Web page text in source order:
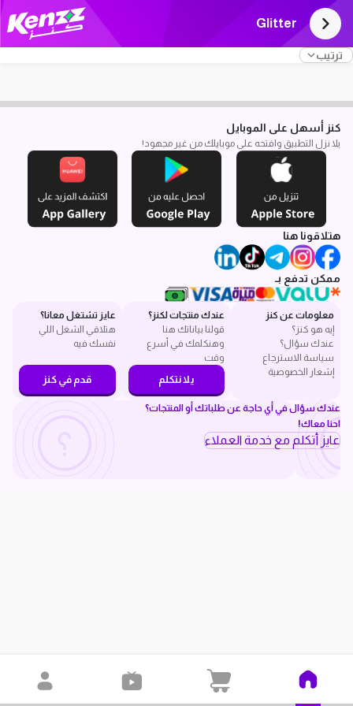
Glitter
ترتيب
كنز أسهل على الموبايل
يلا نزل التطبيق وافتحه على موبايلك من غير مجهود!
هتلاقونا هنا
ممكن تدفع بـ
معلومات عن كنز
إيه هو كنز؟
عندك سؤال؟
سياسة الاسترجاع
إشعار الخصوصية
عندك منتجات لكنز؟
قولنا بياناتك هنا
وهنكلمك في أسرع
وقت
يلا نتكلم
عايز تشتغل معانا؟
هتلاقي الشغل اللي
نفسك فيه
قدم في كنز
عندك سؤال في أي حاجة عن طلباتك أو المنتجات؟
احنا معاك!
عايز أتكلم مع خدمة العملاء